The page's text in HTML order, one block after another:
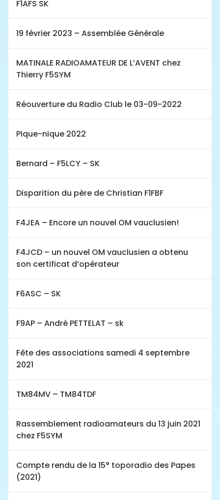
F1AFS SK
19 février 2023 – Assemblée Générale
MATINALE RADIOAMATEUR DE L’AVENT chez
Thierry F5SYM
Réouverture du Radio Club le 03-09-2022
Pique-nique 2022
Bernard – F5LCY – SK
Disparition du père de Christian F1FBF
F4JEA – Encore un nouvel OM vauclusien!
F4JCD – un nouvel OM vauclusien a obtenu
son certificat d’opérateur
F6ASC – SK
F9AP – André PETTELAT – sk
Fête des associations samedi 4 septembre
2021
TM84MV – TM84TDF
Rassemblement radioamateurs du 13 juin 2021
chez F5SYM
Compte rendu de la 15° toporadio des Papes
(2021)